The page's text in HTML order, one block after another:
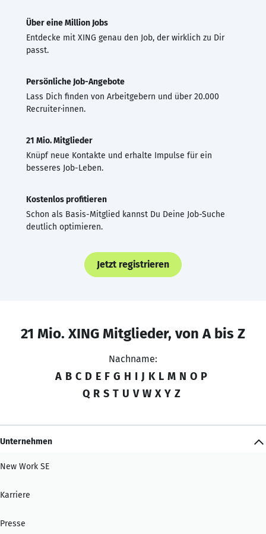
Über eine Million Jobs
Entdecke mit XING genau den Job, der wirklich zu Dir
passt.
Persönliche Job-Angebote
Lass Dich finden von Arbeitgebern und über 20.000
Recruiter·innen.
21 Mio. Mitglieder
Knüpf neue Kontakte und erhalte Impulse für ein
besseres Job-Leben.
Kostenlos profitieren
Schon als Basis-Mitglied kannst Du Deine Job-Suche
deutlich optimieren.
Jetzt registrieren
21 Mio. XING Mitglieder, von A bis Z
Nachname:
A B C D E F G H I J K L M N O P
Q R S T U V W X Y Z
Unternehmen
New Work SE
Karriere
Presse